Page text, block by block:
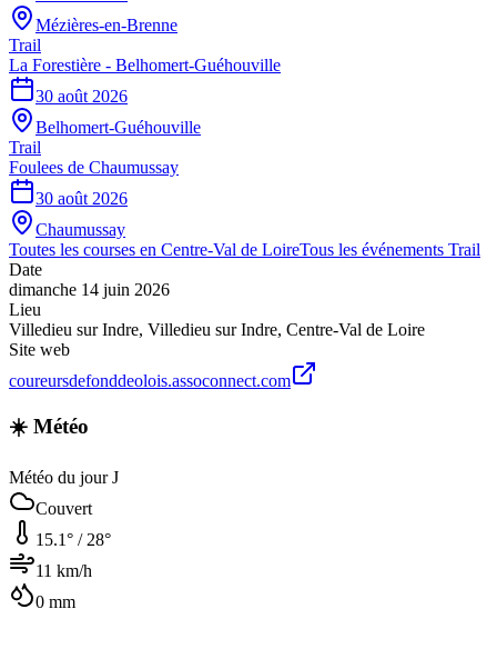
Mézières-en-Brenne
Trail
La Forestière - Belhomert-Guéhouville
30 août 2026
Belhomert-Guéhouville
Trail
Foulees de Chaumussay
30 août 2026
Chaumussay
Toutes les courses en Centre-Val de LoireTous les événements Trail
Date
dimanche 14 juin 2026
Lieu
Villedieu sur Indre, Villedieu sur Indre, Centre-Val de Loire
Site web
coureursdefonddeolois.assoconnect.com
☀️ Météo
Météo du jour J
Couvert
15.1° / 28°
11 km/h
0 mm